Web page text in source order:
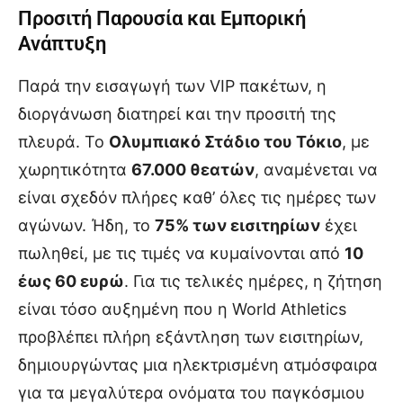
Προσιτή Παρουσία και Εμπορική
Ανάπτυξη
Παρά την εισαγωγή των VIP πακέτων, η
διοργάνωση διατηρεί και την προσιτή της
πλευρά. Το Ολυμπιακό Στάδιο του Τόκιο, με
χωρητικότητα 67.000 θεατών, αναμένεται να
είναι σχεδόν πλήρες καθ’ όλες τις ημέρες των
αγώνων. Ήδη, το 75% των εισιτηρίων έχει
πωληθεί, με τις τιμές να κυμαίνονται από 10
έως 60 ευρώ. Για τις τελικές ημέρες, η ζήτηση
είναι τόσο αυξημένη που η World Athletics
προβλέπει πλήρη εξάντληση των εισιτηρίων,
δημιουργώντας μια ηλεκτρισμένη ατμόσφαιρα
για τα μεγαλύτερα ονόματα του παγκόσμιου